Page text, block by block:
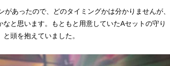
あったので、どのタイミングかは分かりませんが、
と思います。もともと用意していたAセットの守り
頭を抱えていました。